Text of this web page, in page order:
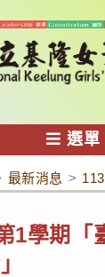
選單
最新消息 >
1學期「